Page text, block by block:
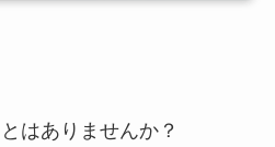
はありませんか？